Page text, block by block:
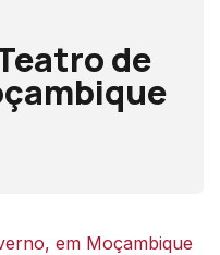
de
em Moçambique